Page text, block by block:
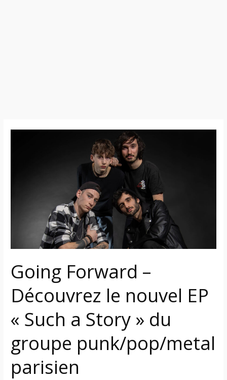
Going Forward –
Découvrez le nouvel EP
« Such a Story » du
groupe punk/pop/metal
parisien
Story »
groupe
punk/pop/metal
parisien